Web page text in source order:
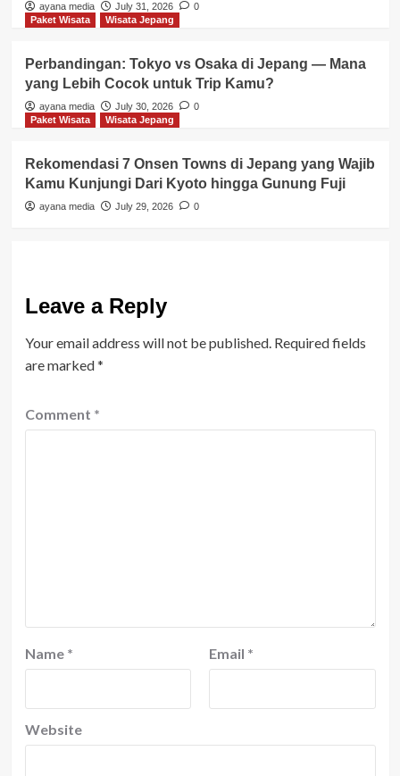
ayana media July 31, 2026
0
Paket Wisata
Wisata Jepang
Perbandingan: Tokyo vs Osaka di Jepang — Mana
yang Lebih Cocok untuk Trip Kamu?
ayana media July 30, 2026
0
Paket Wisata
Wisata Jepang
Rekomendasi 7 Onsen Towns di Jepang yang Wajib
Kamu Kunjungi Dari Kyoto hingga Gunung Fuji
ayana media July 29, 2026 0
Leave a Reply
Your email address will not be published. Required fields
are marked*
Comment *
Name * Email *
Website